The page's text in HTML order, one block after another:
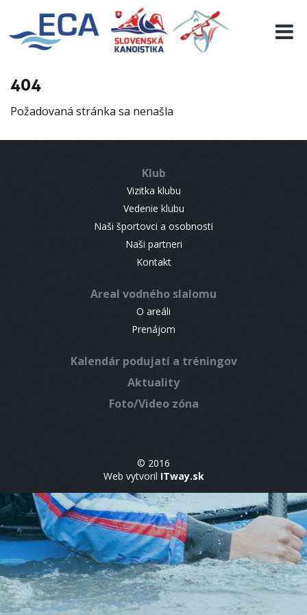
404
Požadovaná stránka sa nenašla
Klub
Vizitka klubu
Vedenie klubu
Naši športovci a osobnosti
Naši partneri
Kontakt
Areal vodného slalomu
O areáli
Prenájom
Kalendár podujatí a tréningov
Aktuality
Foto/Video zóna
© 2016
Web vytvoril ITway.sk
EURO 19
INFO
RESULTS
CONTACT